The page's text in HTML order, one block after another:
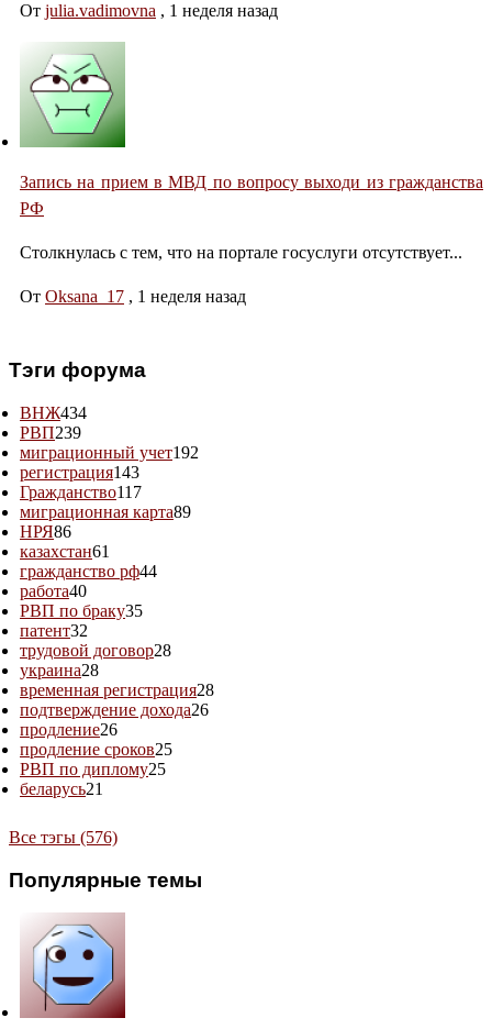
От julia.vadimovna , 1 неделя назад
Запись на прием в МВД по вопросу выходи из гражданства
РФ
Столкнулась с тем, что на портале госуслуги отсутствует...
От Oksana_17 , 1 неделя назад
Тэги форума
ВНЖ434
РВП239
миграционный учет192
регистрация143
Гражданство117
миграционная карта89
НРЯ86
казахстан61
гражданство рф44
работа40
РВП по браку35
патент32
трудовой договор28
украина28
временная регистрация28
подтверждение дохода26
продление26
продление сроков25
РВП по диплому25
беларусь21
Все тэгы (576)
Популярные темы